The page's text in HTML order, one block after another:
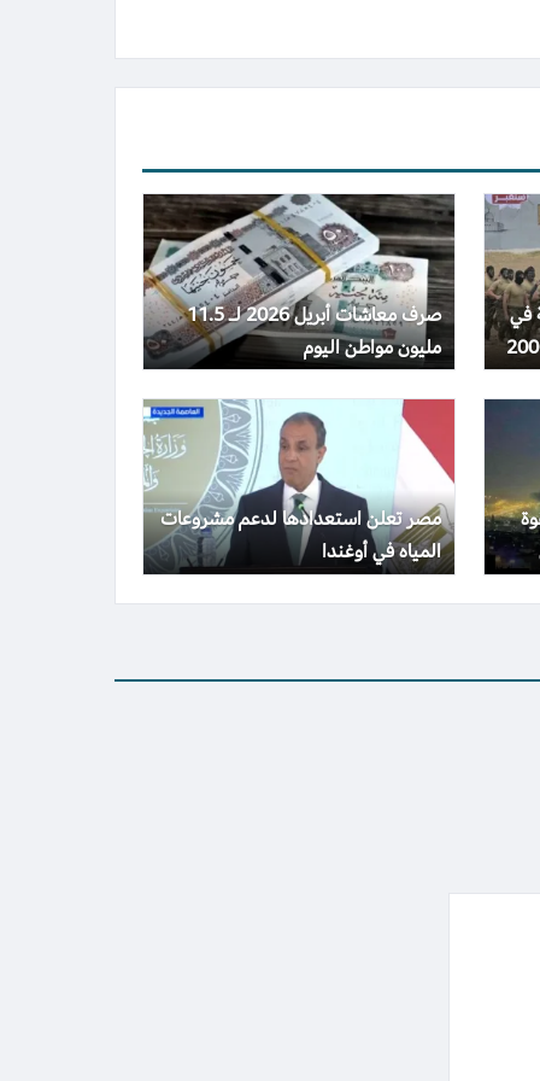
في
صرف معاشات أبريل 2026 لـ 11.5
مليون مواطن اليوم
مصر تعلن استعدادها لدعم مشروعات
المياه في أوغندا